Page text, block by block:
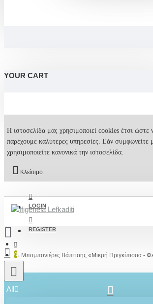
YOUR CART
Η ιστοσελίδα μας χρησιμοποιεί cookies έτσι ώστε
παρέχουμε καλύτερες υπηρεσίες. Εάν συμφωνείτε
χρησιμοποιείτε κανονικά την ιστοσελίδα.
Κλείσιμο
LOGIN
REGISTER
0
All
Μπομπονιέρες Βάπτισης «Μικρή Πριγκίπισσα -